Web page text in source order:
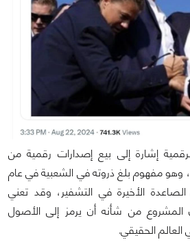
إشارة إلى بيع إصدارات رقمية من
الأصول في metaverse، وهو مفهوم بلغ ذروته في الشعبية في عام
الصاعدة الأخيرة في التشفير، وقد تعني
المشروع من شأنه أن يرمز إلى الأصول
الحقيقي.